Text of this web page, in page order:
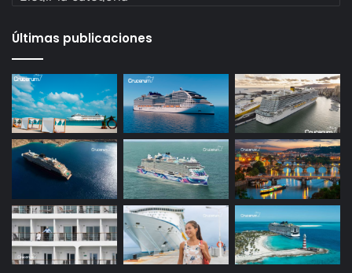
Últimas publicaciones